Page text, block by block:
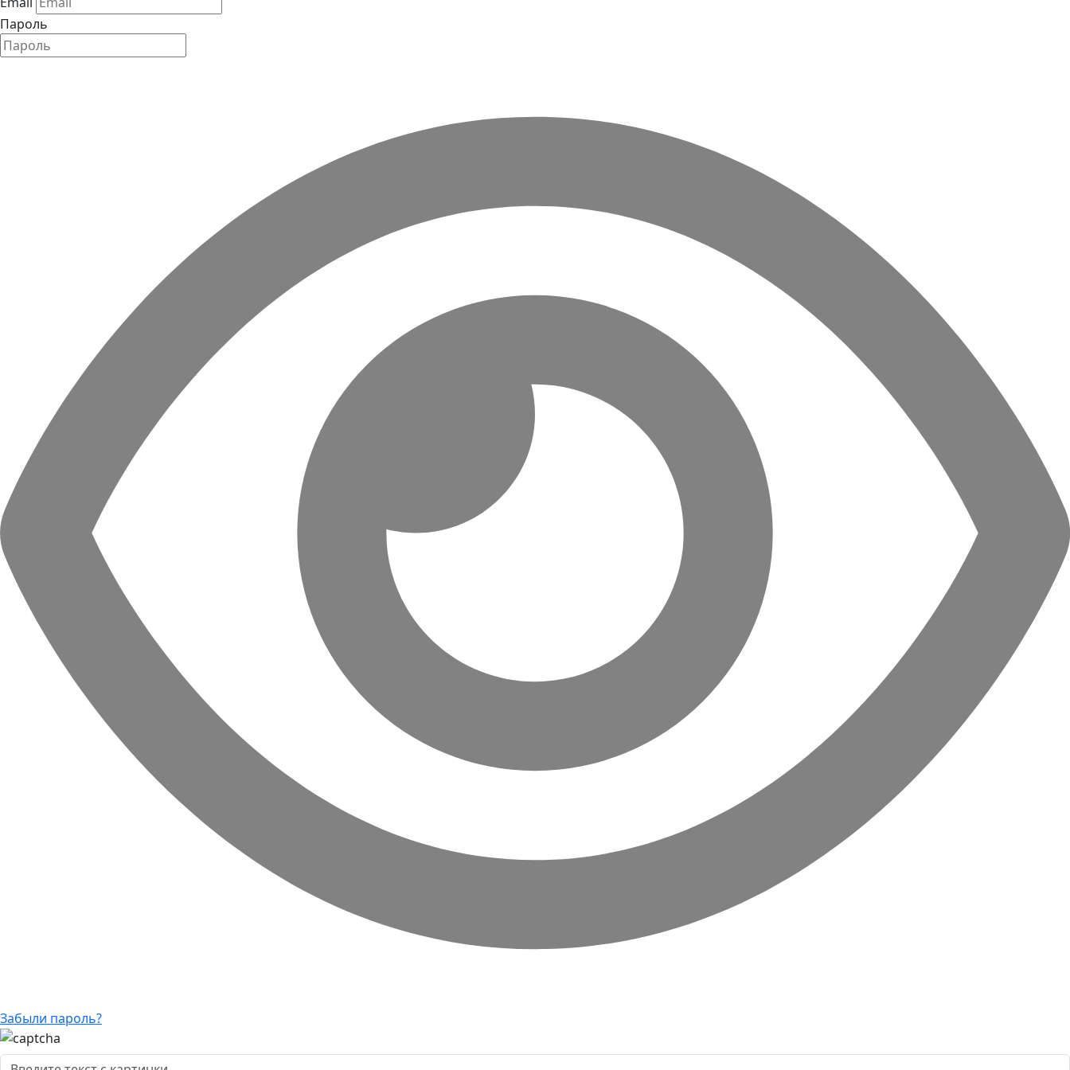
Пароль
Забыли пароль?